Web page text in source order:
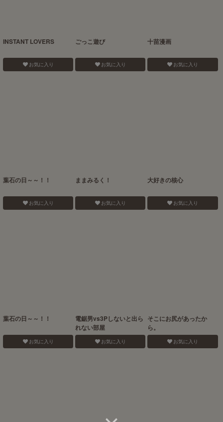
INSTANT LOVERS
お気に入り
ごっこ遊び
お気に入り
十苗漫画
お気に入り
葉石の日～～！！
お気に入り
ままみるく！
お気に入り
大好きの核心
お気に入り
葉石の日～～！！
お気に入り
電鋸男vs3Pしないと出ら
れない部屋
お気に入り
そこにお尻があったか
ら。
お気に入り